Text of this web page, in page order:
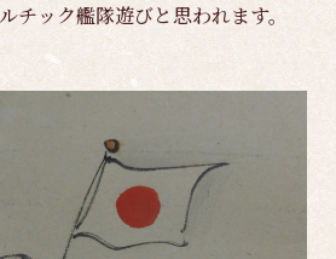
ック艦隊遊びと思われます。